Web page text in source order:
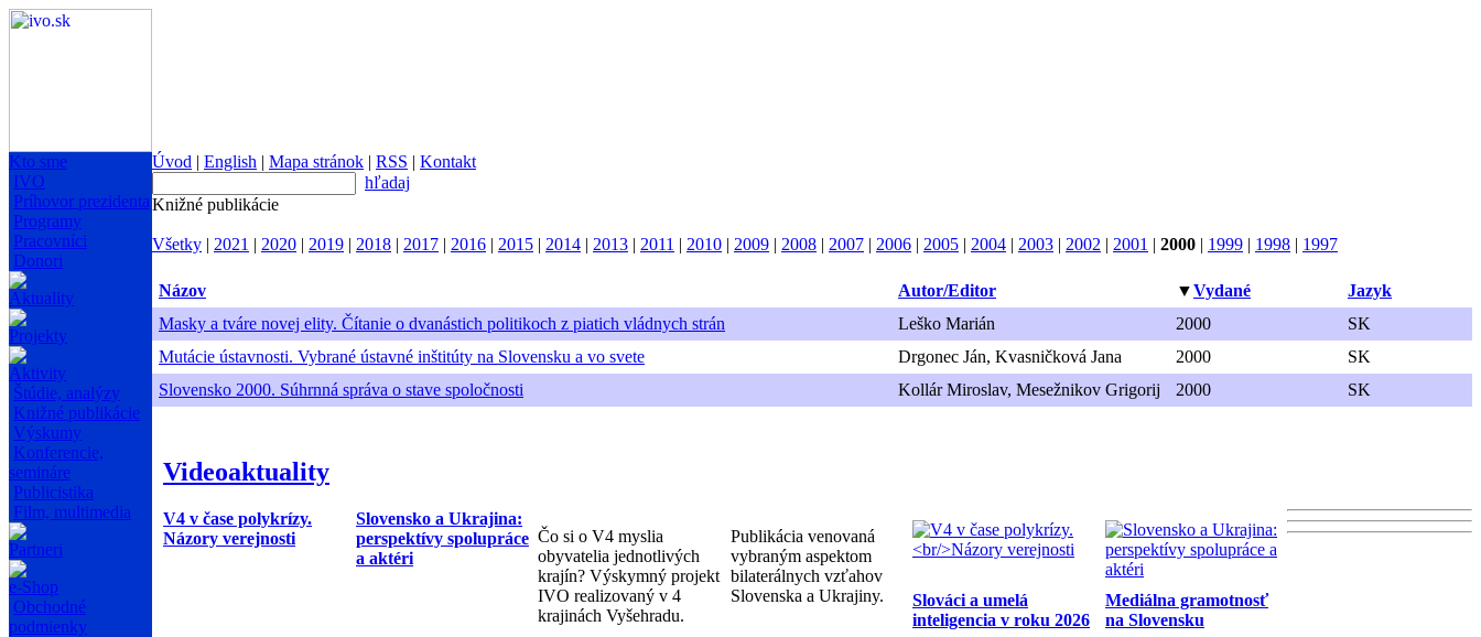
Kto sme
IVO
Príhovor prezidenta
Programy
Pracovníci
Donori
Aktuality
Projekty
Aktivity
Štúdie, analýzy
Knižné publikácie
Výskumy
Konferencie,
semináre
Publicistika
Film, multimedia
Partneri
e-Shop
Obchodné
podmienky
Úvod | English | Mapa stránok | RSS | Kontakt
hľadaj
Knižné publikácie
Všetky | 2021 | 2020 | 2019 | 2018 | 2017 | 2016 | 2015 | 2014 | 2013 | 2011 | 2010 | 2009 | 2008 | 2007 | 2006 | 2005 | 2004 | 2003 | 2002 | 2001 | 2000 | 1999 | 1998 | 1997
Názov Autor/Editor ▼Vydané
Jazyk
Masky a tváre novej elity. Čítanie o dvanástich politikoch z piatich vládnych strán
Leško Marián 2000
SK
Mutácie ústavnosti. Vybrané ústavné inštitúty na Slovensku a vo svete
Drgonec Ján, Kvasničková Jana 2000
SK
Slovensko 2000. Súhrnná správa o stave spoločnosti
Kollár Miroslav, Mesežnikov Grigorij 2000 SK
Videoaktuality
V4 v čase polykrízy.
Názory verejnosti
Slovensko a Ukrajina:
perspektívy spolupráce
a aktéri
Čo si o V4 myslia
obyvatelia jednotlivých
krajín? Výskymný projekt
IVO realizovaný v 4
krajinách Vyšehradu.
Publikácia venovaná
vybraným aspektom
bilaterálnych vzťahov
Slovenska a Ukrajiny.
Slováci a umelá
inteligencia v roku 2026
Mediálna gramotnosť
na Slovensku